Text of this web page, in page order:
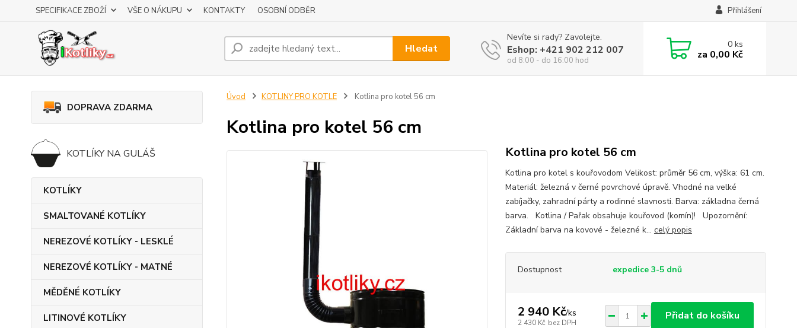
SPECIFIKACE ZBOŽÍ VŠE O NÁKUPU KONTAKTY OSOBNÍ ODBĚR Přihlášení
Hledat
Nevíte si rady? Zavolejte.
Eshop: +421 902 212 007
od 8:00 - do 16:00 hod
0ks
za 0,00 Kč
DOPRAVA ZDARMA
KOTLÍKY NA GULÁŠ
KOTLÍKY
SMALTOVANÉ KOTLÍKY
NEREZOVÉ KOTLÍKY - LESKLÉ
NEREZOVÉ KOTLÍKY - MATNÉ
MĚDĚNÉ KOTLÍKY
LITINOVÉ KOTLÍKY
Úvod KOTLINY PRO KOTLE Kotlina pro kotel 56 cm
Kotlina pro kotel 56 cm
Kotlina pro kotel 56 cm
Kotlina pro kotel s kouřovodom Velikost: průměr 56 cm, výška: 61 cm.
Materiál: železná v černé povrchové úpravě. Vhodné na velké
zabíjačky, zahradní párty a rodinné slavnosti. Barva: základna černá
barva. Kotlina / Pařak obsahuje kouřovod (komín)! Upozornění:
Základní barva na kovové - železné k... celý popis
Dostupnost expedice 3-5 dnů
2 940 Kč/ks
2 430 Kč bez DPH
Přidat do košíku